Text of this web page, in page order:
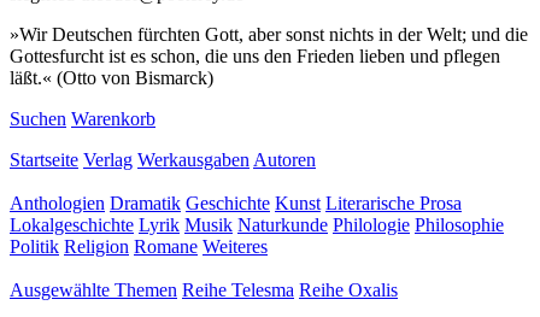
Anthologien Dramatik Geschichte
Literarische Prosa
Lokalgeschichte Lyrik Musik Naturkunde Philologie Philosophie
Politik Religion Romane Weiteres
Ausgewählte Themen
Allgemeine Geschäftsbedingungen
Bei Bestellungen über diese Seite kommen folgende AGB zur
Anwendung:
§ 1 Geltung der AGB / Identität und Anschrift